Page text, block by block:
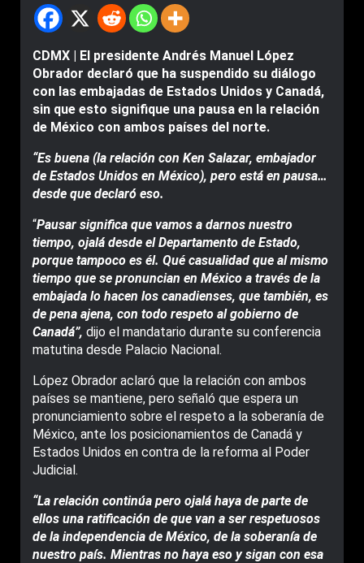
CDMX | El presidente Andrés Manuel López
Obrador declaró que ha suspendido su diálogo
con las embajadas de Estados Unidos y Canadá,
sin que esto signifique una pausa en la relación
de México con ambos países del norte.
“Es buena (la relación con Ken Salazar, embajador
de Estados Unidos en México), pero está en pausa…
desde que declaró eso.
“Pausar significa que vamos a darnos nuestro
tiempo, ojalá desde el Departamento de Estado,
porque tampoco es él. Qué casualidad que al mismo
tiempo que se pronuncian en México a través de la
embajada lo hacen los canadienses, que también, es
de pena ajena, con todo respeto al gobierno de
Canadá”, dijo el mandatario durante su conferencia
matutina desde Palacio Nacional.
López Obrador aclaró que la relación con ambos
países se mantiene, pero señaló que espera un
pronunciamiento sobre el respeto a la soberanía de
México, ante los posicionamientos de Canadá y
Estados Unidos en contra de la reforma al Poder
Judicial.
“La relación continúa pero ojalá haya de parte de
ellos una ratificación de que van a ser respetuosos
de la independencia de México, de la soberanía de
nuestro país. Mientras no haya eso y sigan con esa